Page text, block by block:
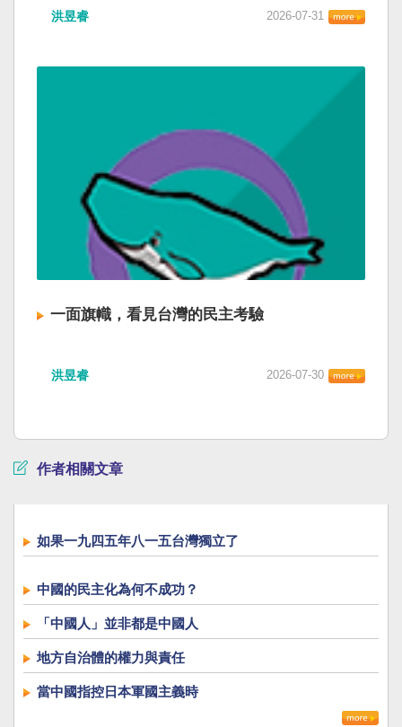
洪昱睿 2026-07-31
一面旗幟，看見台灣的民主考驗
洪昱睿 2026-07-30
作者相關文章
如果一九四五年八一五台灣獨立了
中國的民主化為何不成功？
「中國人」並非都是中國人
地方自治體的權力與責任
當中國指控日本軍國主義時